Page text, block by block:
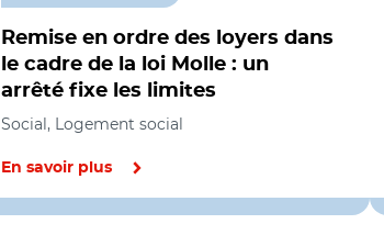
Remise en ordre des loyers dans
le cadre de la loi Molle : un
arrêté fixe les limites
Social, Logement social
En savoir plus